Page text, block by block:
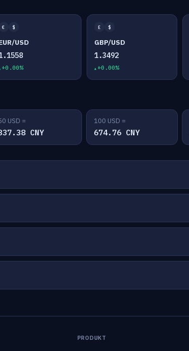
€ $
USD
+0.00%
£ $
GBP/USD
1.3492
+0.00%
USD =
CNY
100 USD =
674.76 CNY
PRODUKT